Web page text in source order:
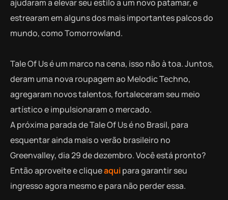
ajudaram a elevar seu estilo a um novo patamar, e
estrearam em alguns dos mais importantes palcos do
mundo, como Tomorrowland.
Tale Of Us é um marco na cena, isso não à toa. Juntos,
deram uma nova roupagem ao Melodic Techno,
agregaram novos talentos, fortaleceram seu meio
artístico e impulsionaram o mercado.
A próxima parada de Tale Of Us é no Brasil, para
esquentar ainda mais o verão brasileiro no
Greenvalley, dia 29 de dezembro. Você está pronto?
Então aproveite e cliqueaquipara garantir seu
ingresso agora mesmo e para não perder essa.